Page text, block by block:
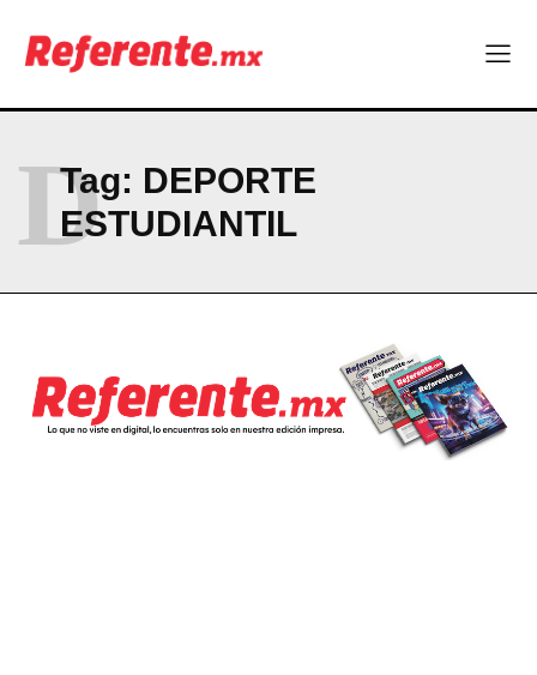
Company
PRIVACY POLICY
NEWSLETTER
Tag: DEPORTE
ESTUDIANTIL
D